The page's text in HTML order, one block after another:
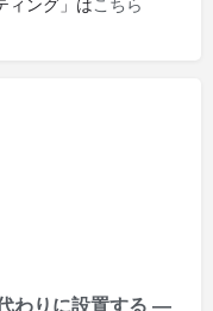
わりに設置する ―